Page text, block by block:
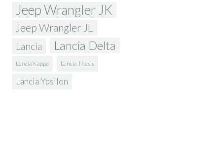
Jeep Wrangler JK
Jeep Wrangler JL
Lancia Lancia Delta
Lancia Kappa Lancia Thesis
Lancia Ypsilon